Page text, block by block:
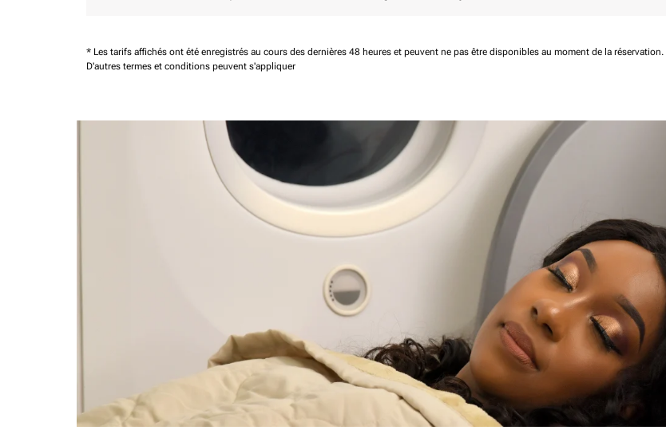
* Les tarifs affichés ont été enregistrés au cours des dernières 48 heures et peuvent ne pas être disponibles au moment de la réservation.
D'autres termes et conditions peuvent s'appliquer